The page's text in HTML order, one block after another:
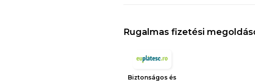
Rugalmas fizetési
Biztonságos és